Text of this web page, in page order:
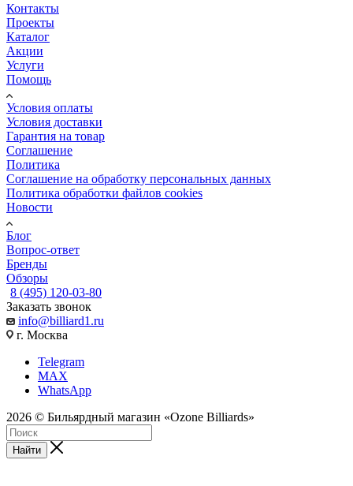
Контакты
Проекты
Каталог
Акции
Услуги
Помощь
Условия оплаты
Условия доставки
Гарантия на товар
Соглашение
Политика
Соглашение на обработку персональных данных
Политика обработки файлов cookies
Новости
Блог
Вопрос-ответ
Бренды
Обзоры
8 (495) 120-03-80
Заказать звонок
info@billiard1.ru
г. Москва
Telegram
MAX
WhatsApp
2026 © Бильярдный магазин «Ozone Billiards»
Найти